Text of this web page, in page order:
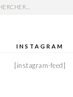
:
INSTAGRAM
[instagram-feed]